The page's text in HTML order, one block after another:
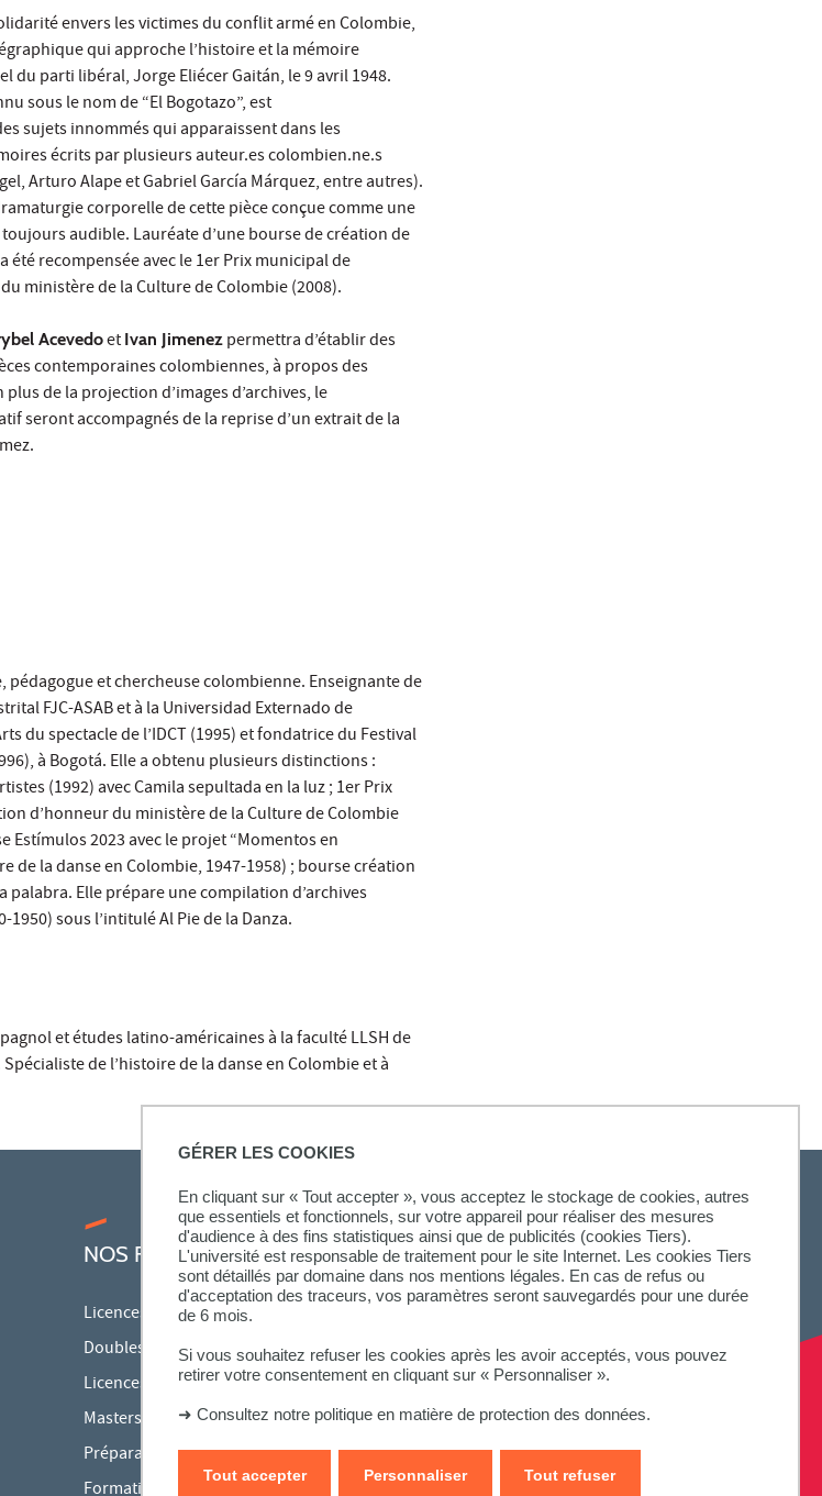
GÉRER LES COOKIES
En cliquant sur « Tout accepter », vous acceptez le stockage de cookies, autres
que essentiels et fonctionnels, sur votre appareil pour réaliser des mesures
d'audience à des fins statistiques ainsi que de publicités (cookies Tiers).
L'université est responsable de traitement pour le site Internet. Les cookies Tiers
sont détaillés par domaine dans nos mentions légales. En cas de refus ou
d'acceptation des traceurs, vos paramètres seront sauvegardés pour une durée
de 6 mois.
Si vous souhaitez refuser les cookies après les avoir acceptés, vous pouvez
retirer votre consentement en cliquant sur « Personnaliser ».
➜ Consultez notre politique en matière de protection des données.
Tout accepter Tout refuser
Personnaliser
envers les victimes du conflit armé en Colombie,
qui approche l’histoire et la mémoire
du parti libéral, Jorge Eliécer Gaitán, le 9 avril 1948.
sous le nom de “El Bogotazo”, est
sujets innommés qui apparaissent dans les
écrits par plusieurs auteur.es colombien.ne.s
Arturo Alape et Gabriel García Márquez, entre autres).
corporelle de cette pièce conçue comme une
audible. Lauréate d’une bourse de création de
été recompensée avec le 1er Prix municipal de
ministère de la Culture de Colombie (2008).
Acevedoet Ivan Jimenez permettra d’établir des
contemporaines colombiennes, à propos des
de la projection d’images d’archives, le
seront accompagnés de la reprise d’un extrait de la
pédagogue et chercheuse colombienne. Enseignante de
FJC-ASAB et à la Universidad Externado de
du spectacle de l’IDCT (1995) et fondatrice du Festival
à Bogotá. Elle a obtenu plusieurs distinctions :
(1992) avec Camila sepultada en la luz ; 1er Prix
d’honneur du ministère de la Culture de Colombie
Estímulos 2023 avec le projet “Momentos en
de la danse en Colombie, 1947-1958) ; bourse création
palabra. Elle prépare une compilation d’archives
sous l’intitulé Al Pie de la Danza.
et études latino-américaines à la faculté LLSH de
de l’histoire de la danse en Colombie et à
NOS FORMATIONS
Licences
Doubles licences
Licences pro
Masters
Préparations aux concours